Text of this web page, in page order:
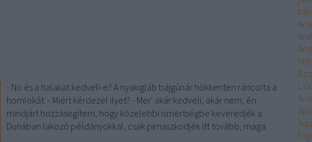
- No és a halakat kedveli-e? A nyakigláb bájgúnár hökkenten ráncolta a
homlokát. - Miért kérdezel ilyet? - Mer' akár kedveli, akár nem, én
mindjárt hozzásegítem, hogy közelebbi ismertségbe keveredjék a
Dunában lakozó példányokkal, csak pimaszkodjék itt tovább, maga…